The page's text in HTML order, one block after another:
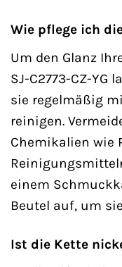
Wie pflege ich
Um den Glanz
SJ-C2773-CZ-YG
sie regelmäßig
reinigen.
Chemikalien wie
einem
Beutel auf, um
Ist die Kette